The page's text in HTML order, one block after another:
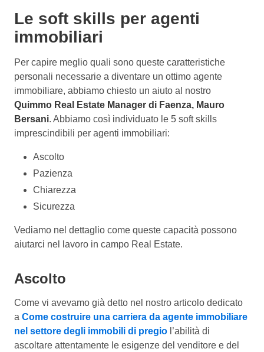
Le soft skills per agenti
immobiliari
Per capire meglio quali sono queste caratteristiche
personali necessarie a diventare un ottimo agente
immobiliare, abbiamo chiesto un aiuto al nostro
Quimmo Real Estate Manager di Faenza, Mauro
Bersani. Abbiamo così individuato le 5 soft skills
imprescindibili per agenti immobiliari:
Ascolto
Pazienza
Chiarezza
Sicurezza
Vediamo nel dettaglio come queste capacità possono
aiutarci nel lavoro in campo Real Estate.
Ascolto
Come vi avevamo già detto nel nostro articolo dedicato
a Come costruire una carriera da agente immobiliare
nel settore degli immobili di pregio l’abilità di
ascoltare attentamente le esigenze del venditore e del